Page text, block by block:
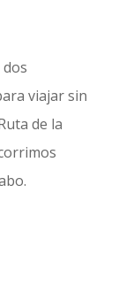
viajar sin
de la
.